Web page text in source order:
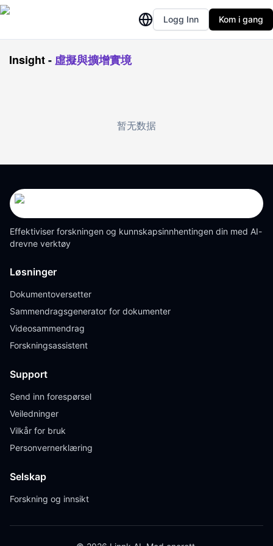
Logg Inn Kom i gang
Insight- 虛擬與擴增實境
暂无数据
Effektiviser forskningen og kunnskapsinnhentingen din med AI-
drevne verktøy
Løsninger
Dokumentoversetter
Sammendragsgenerator for dokumenter
Videosammendrag
Forskningsassistent
Support
Send inn forespørsel
Veiledninger
Vilkår for bruk
Personvernerklæring
Selskap
Forskning og innsikt